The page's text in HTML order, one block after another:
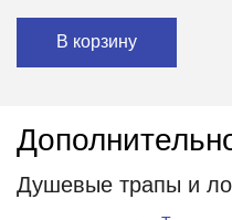
В корзину
Душевые трапы и